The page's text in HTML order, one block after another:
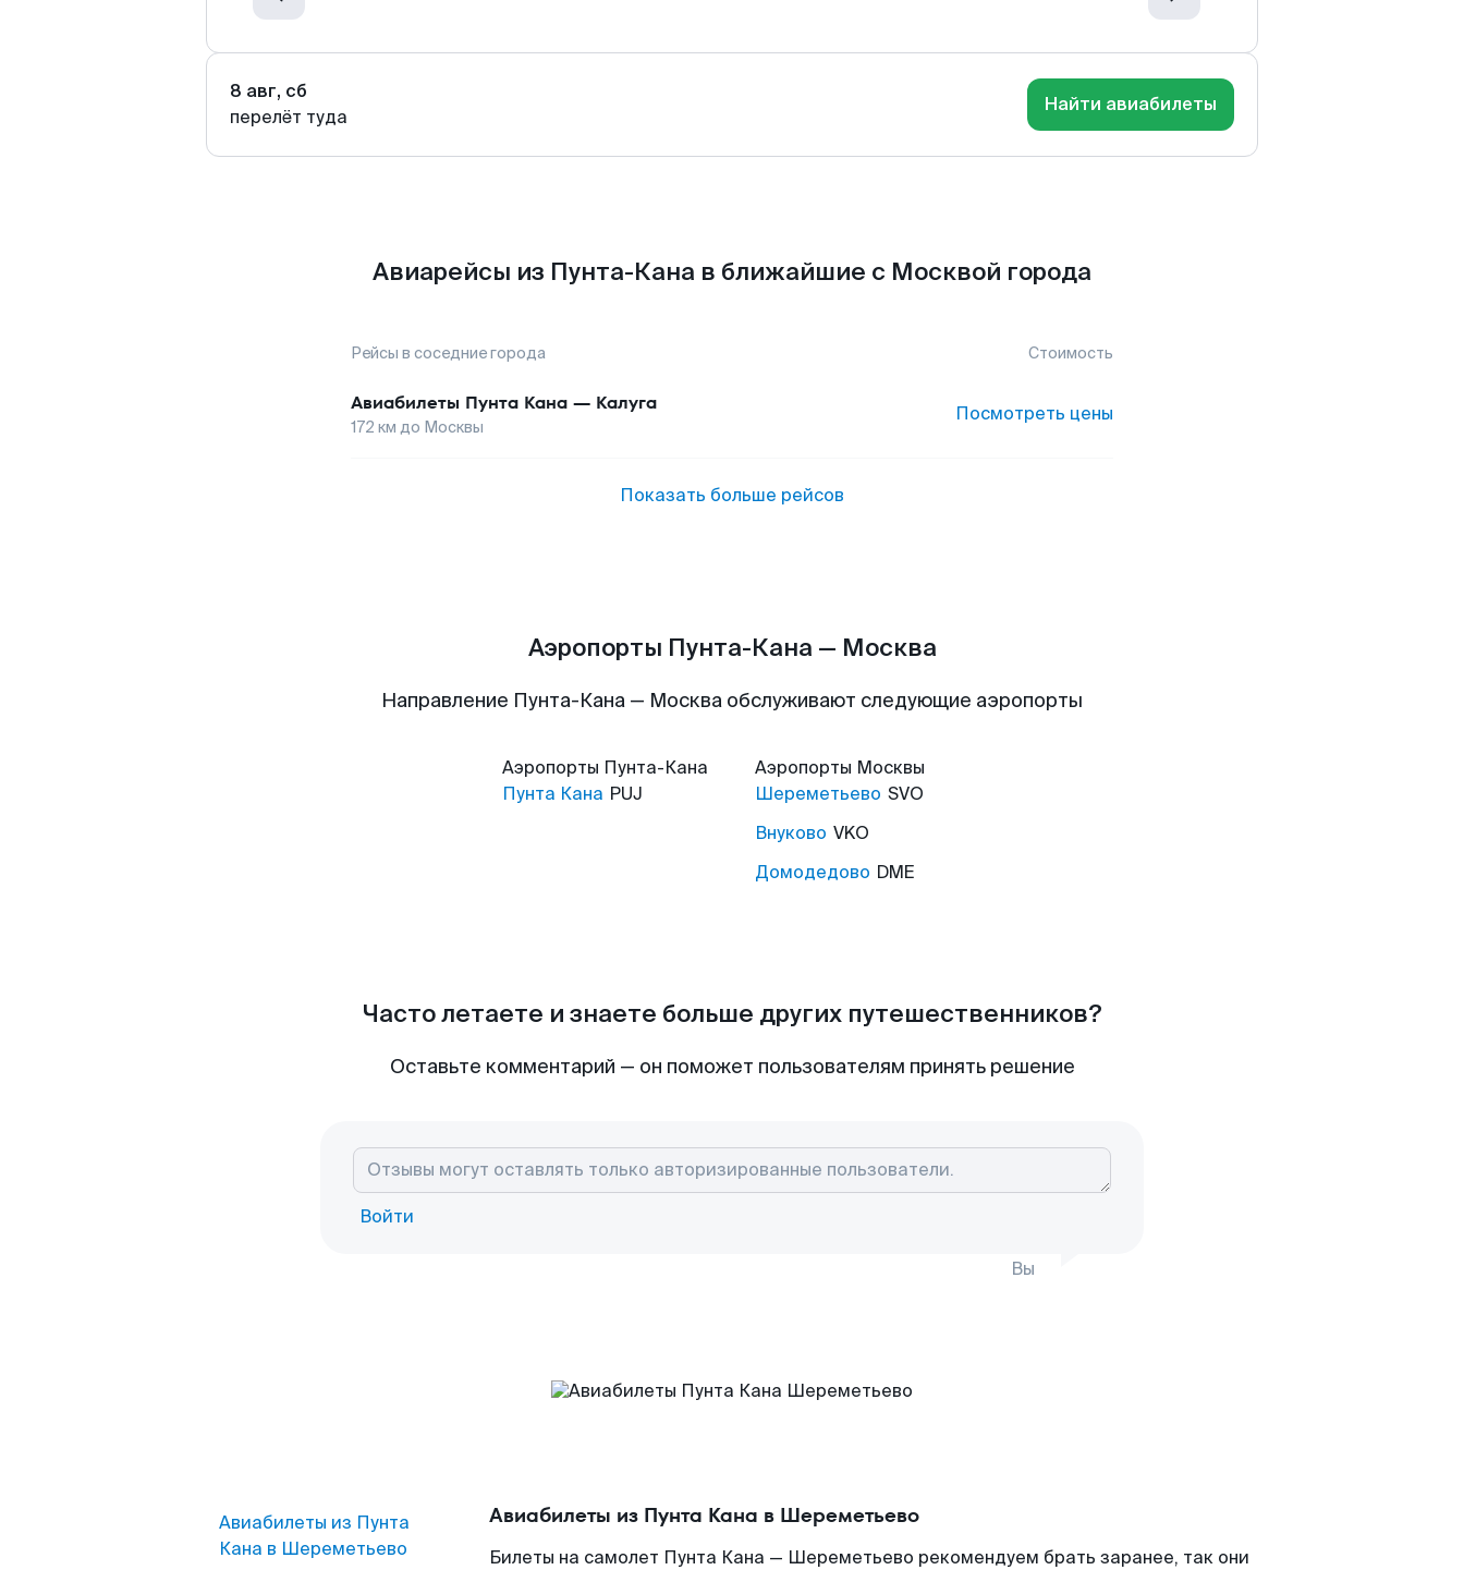
8 авг, сб
перелёт туда
Найти авиабилеты
Авиарейсы из Пунта-Кана в ближайшие с Москвой города
Рейсы в соседние города Стоимость
Авиабилеты Пунта Кана — Калуга
172 км до Москвы
Посмотреть цены
Показать больше рейсов
Аэропорты Пунта-Кана — Москва
Направление Пунта-Кана — Москва обслуживают следующие аэропорты
Аэропорты Пунта-Кана
Пунта Кана PUJ
Аэропорты Москвы
Шереметьево SVO
Внуково VKO
Домодедово DME
Часто летаете и знаете больше других путешественников?
Оставьте комментарий — он поможет пользователям принять решение
Войти
Вы
Авиабилеты из Пунта
Кана в Шереметьево
Авиабилеты из Пунта Кана в Шереметьево
Билеты на самолет Пунта Кана — Шереметьево рекомендуем брать заранее, так они